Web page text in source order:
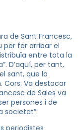
de Sant Francesc,
per fer arribar el
entre tota la
D’aquí, per tant,
sant, que la
Cors. Va destacar
de Sales va
persones i de
societat”.